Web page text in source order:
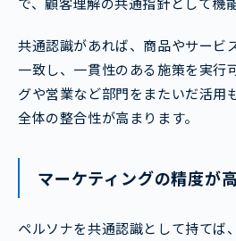
共通認識があれば、商品やサービ
一致し、一貫性のある施策を実行
グや営業など部門をまたいだ活用
全体の整合性が高まります。
マーケティングの精度が
ペルソナを共通認識として持てば